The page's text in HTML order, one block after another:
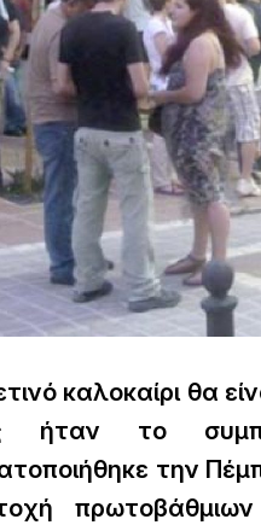
καλοκαίρι θα
ήταν το
την